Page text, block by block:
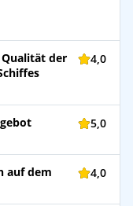
der
4,0
5,0
auf dem
4,0